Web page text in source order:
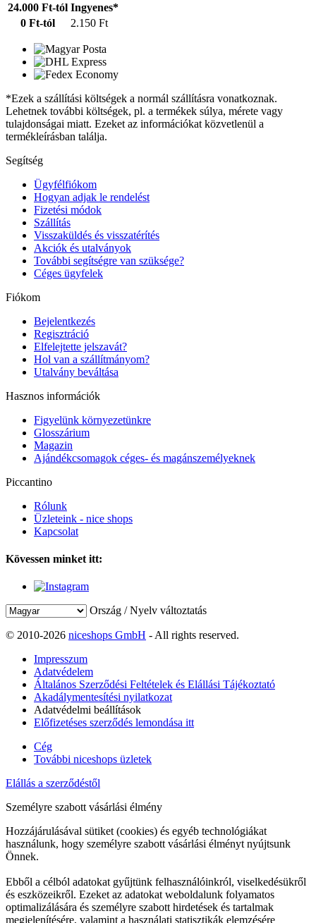
24.000 Ft-tól Ingyenes*
0 Ft-tól
2.150 Ft
*Ezek a szállítási költségek a normál szállításra vonatkoznak.
Lehetnek további költségek, pl. a termékek súlya, mérete vagy
tulajdonságai miatt. Ezeket az információkat közvetlenül a
termékleírásban találja.
Segítség
Ügyfélfiókom
Hogyan adjak le rendelést
Fizetési módok
Szállítás
Visszaküldés és visszatérítés
Akciók és utalványok
További segítségre van szüksége?
Céges ügyfelek
Fiókom
Bejelentkezés
Regisztráció
Elfelejtette jelszavát?
Hol van a szállítmányom?
Utalvány beváltása
Hasznos információk
Figyelünk környezetünkre
Glosszárium
Magazin
Ajándékcsomagok céges- és magánszemélyeknek
Piccantino
Rólunk
Üzleteink - nice shops
Kapcsolat
Kövessen minket itt:
Ország / Nyelv változtatás
© 2010-2026 niceshops GmbH - All rights reserved.
Impresszum
Adatvédelem
Általános Szerződési Feltételek és Elállási Tájékoztató
Akadálymentesítési nyilatkozat
Adatvédelmi beállítások
Előfizetéses szerződés lemondása itt
Cég
További niceshops üzletek
Elállás a szerződéstől
Személyre szabott vásárlási élmény
Hozzájárulásával sütiket (cookies) és egyéb technológiákat
használunk, hogy személyre szabott vásárlási élményt nyújtsunk
Önnek.
Ebből a célból adatokat gyűjtünk felhasználóinkról, viselkedésükről
és eszközeikről. Ezeket az adatokat weboldalunk folyamatos
optimalizálására és személyre szabott hirdetések és tartalmak
megjelenítésére, valamint a használati statisztikák elemzésére